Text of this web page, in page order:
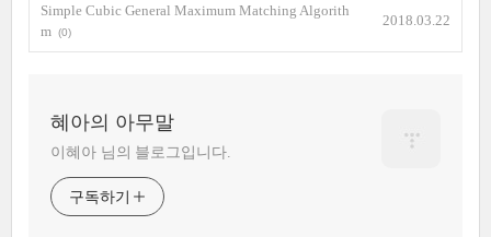
Simple Cubic General Maximum Matching Algorith
m
(0)
2018.03.22
혜아의 아무말
이혜아 님의 블로그입니다.
구독하기